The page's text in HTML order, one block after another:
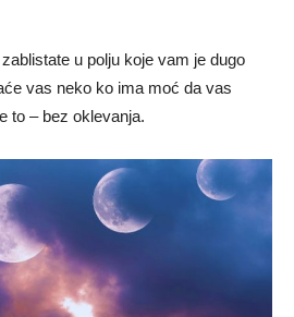
u polju koje vam je dugo
vas neko ko ima moć da vas
to – bez oklevanja.